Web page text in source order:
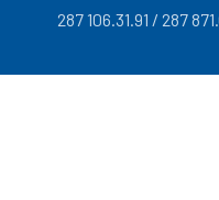
287 106.31.91 / 287